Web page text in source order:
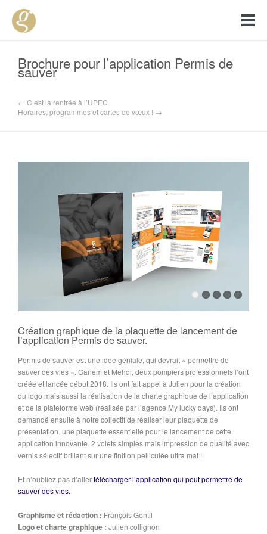
Brochure pour l’application Permis de
sauver
← C’est la rentrée à l’UPEC
Horaires, programmes et cartes de vœux ! →
Création graphique de la plaquette de lancement de
l’application Permis de sauver.
Permis de sauver est une idée géniale, qui devrait « permettre de
sauver des vies ». Ganem et Mehdi, deux pompiers professionnels l’ont
créée et lancée début 2018. Ils ont fait appel à Julien pour la création
du logo mais aussi la réalisation de la charte graphique de l’application
et de la plateforme web (réalisée par l’agence My lucky days). Ils ont
demandé ensuite à notre collectif de réaliser leur plaquette de
présentation. une plaquette essentielle pour le lancement de cette
application innovante. 2 volets simples mais impression de qualité avec
vernis sélectif brillant sur une finition pelliculée ultra mat !
Et n’oubliez pas d’allertélécharger l’application qui peut permettre de
sauver des vies.
Graphisme et rédaction : François Gentil
Logo et charte graphique : Julien collignon